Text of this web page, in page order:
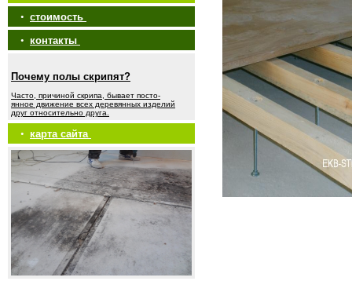
• стоимость
• контакты
Почему полы скрипят?
Часто, причиной скрипа, бывает посто-
янное движение всех деревянных изделий
друг относительно друга.
• карта сайта